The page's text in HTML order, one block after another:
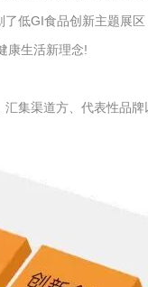
低GI食品创新主题展
康生活新理念!
集渠道方、代表性品